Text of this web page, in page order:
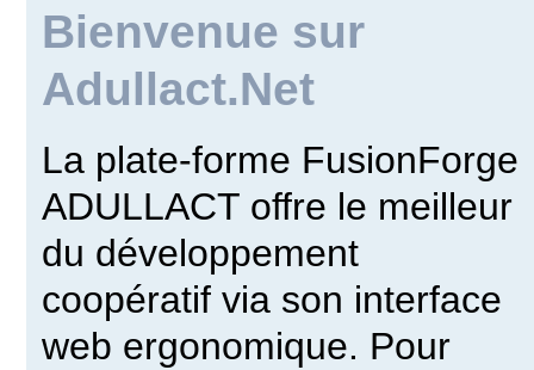
Bienvenue sur
Adullact.Net
La plate-forme FusionForge
ADULLACT offre le meilleur
du développement
coopératif via son interface
web ergonomique. Pour